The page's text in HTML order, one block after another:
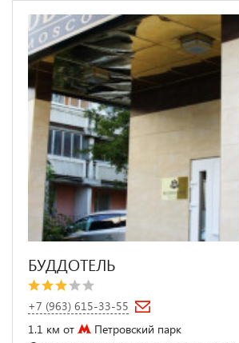
БУДДОТЕЛЬ
+7 (963) 615-33-55
1.1 км от
Петровский парк